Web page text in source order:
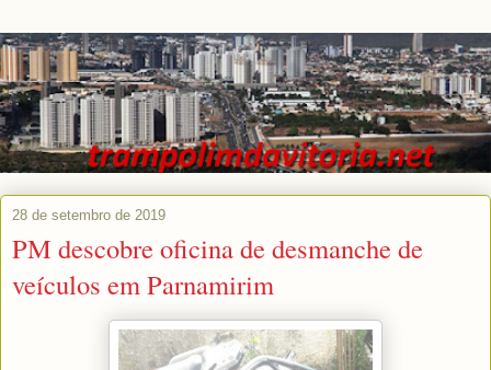
28 de setembro de 2019
PM descobre oficina de desmanche de
veículos em Parnamirim